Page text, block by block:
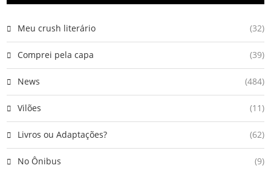
Meu crush literário (32)
Comprei pela capa (39)
News (484)
Vilões (11)
Livros ou Adaptações? (62)
No Ônibus (9)